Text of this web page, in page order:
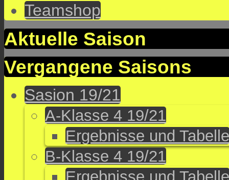
Teamshop
Aktuelle Saison
Vergangene Saisons
Sasion 19/21
A-Klasse 4 19/21
Ergebnisse und Tabelle
B-Klasse 4 19/21
Ergebnisse und Tabelle